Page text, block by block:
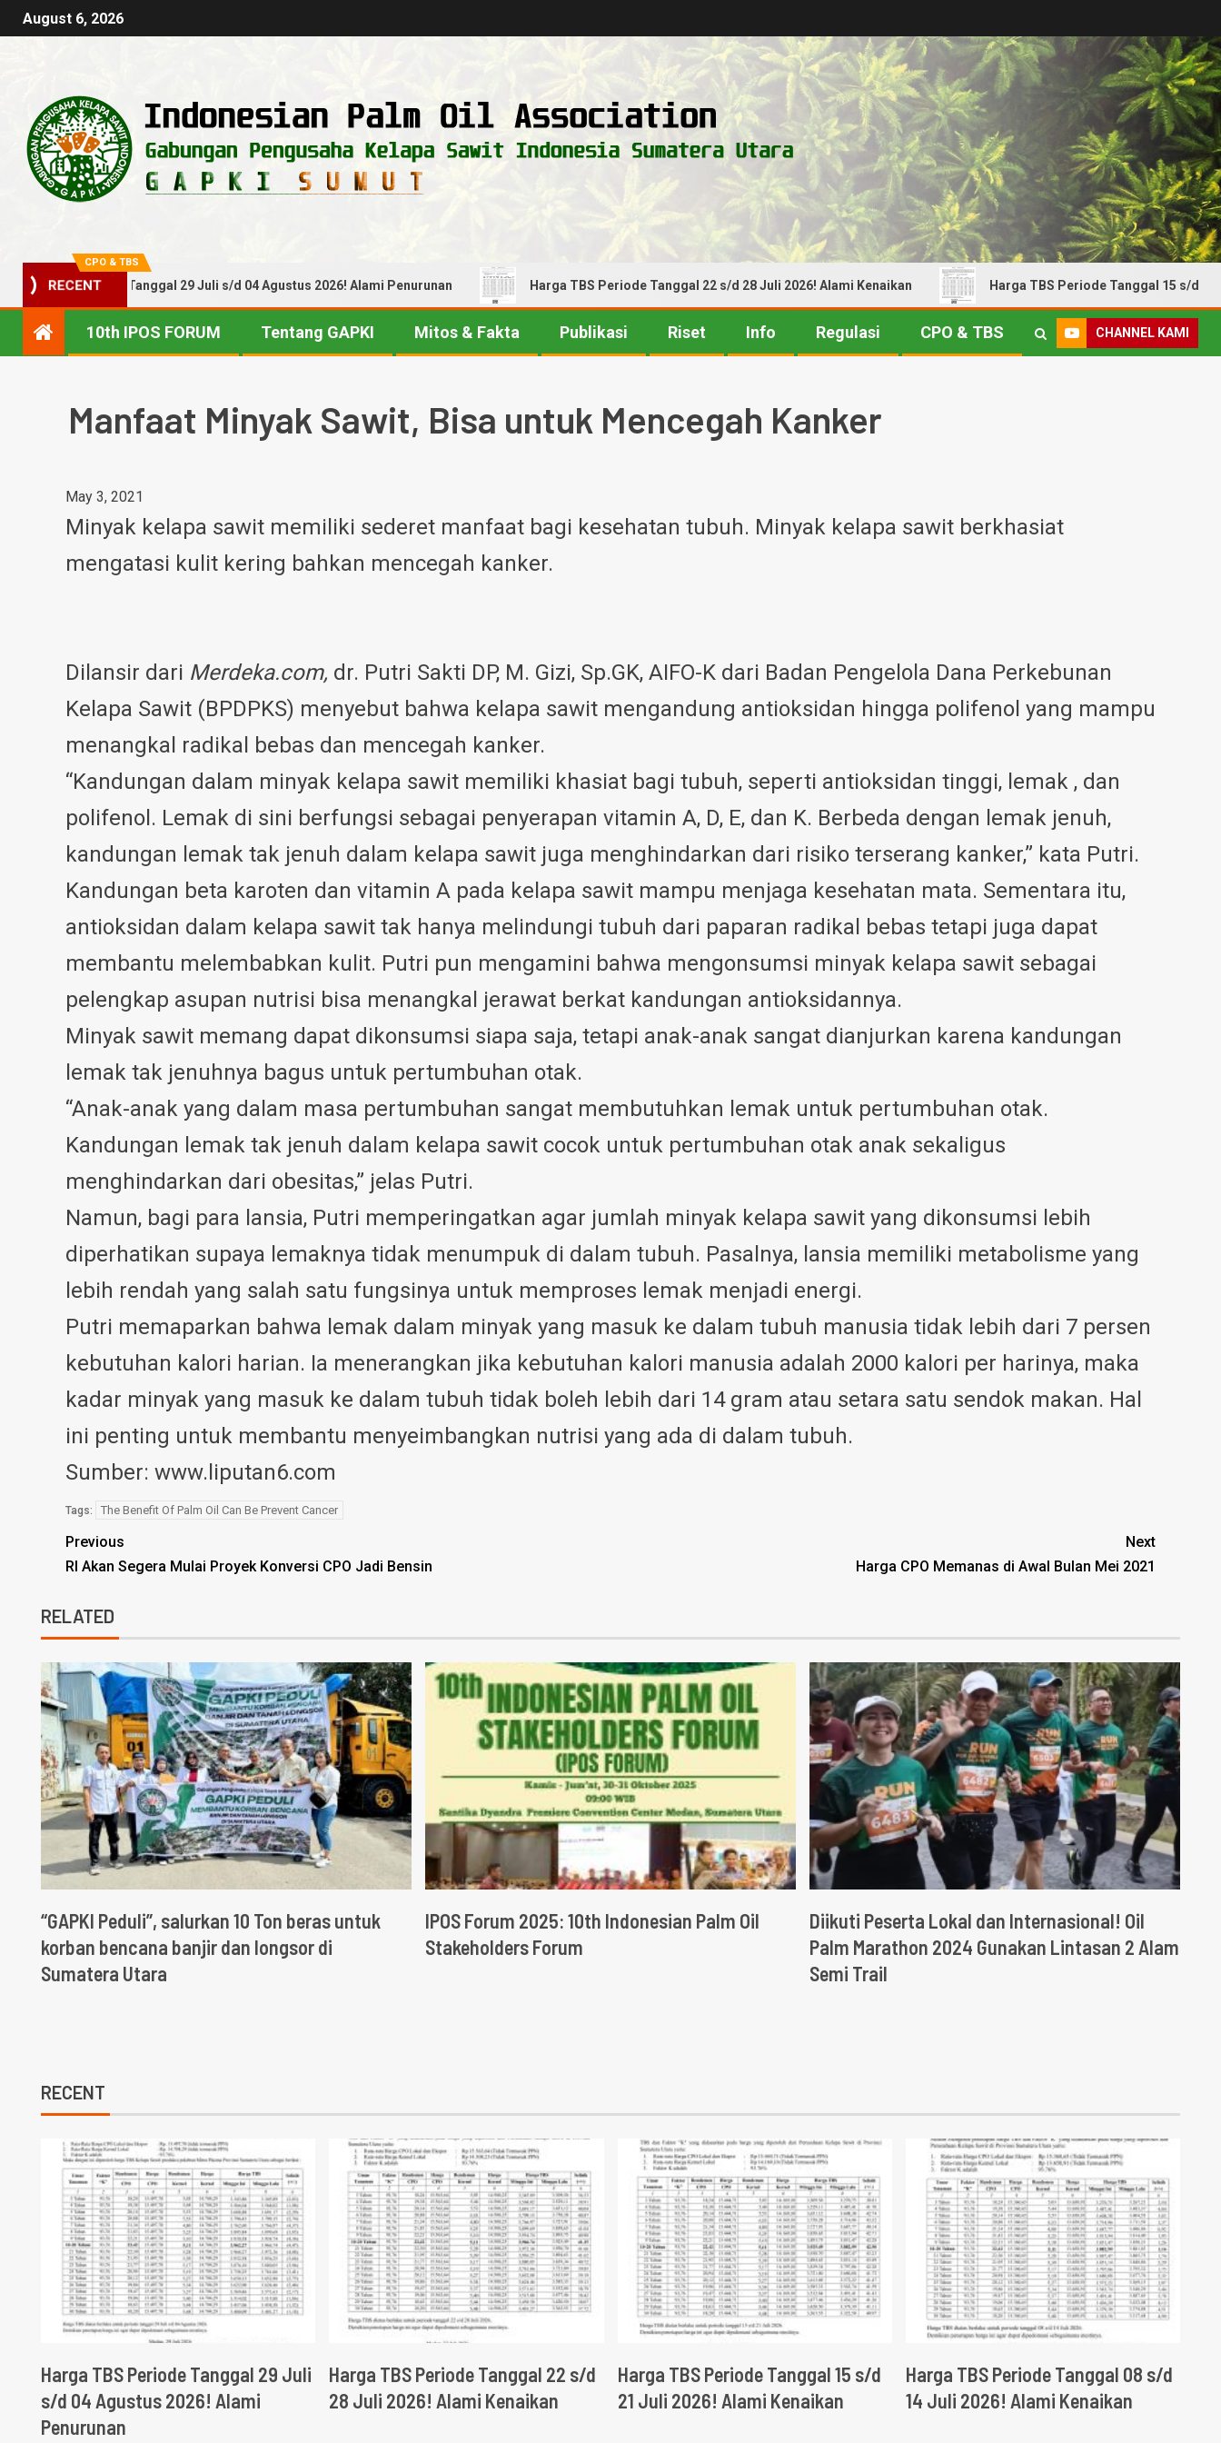
August 6, 2026
CPO & TBS
RECENT
Periode Tanggal 29 Juli s/d 04 Agustus 2026! Alami Penurunan Harga TBS Periode Tanggal 22 s/d 28 Juli 2026! Alami Kenaikan Harga TBS Periode Tanggal 15 s/d 21 Juli
10th IPOS FORUM Tentang GAPKI Mitos & Fakta Publikasi Riset Info Regulasi CPO & TBS CHANNEL KAMI
Manfaat Minyak Sawit, Bisa untuk Mencegah Kanker
May 3, 2021
Minyak kelapa sawit memiliki sederet manfaat bagi kesehatan tubuh. Minyak kelapa sawit berkhasiat
mengatasi kulit kering bahkan mencegah kanker.
Dilansir dari Merdeka.com, dr. Putri Sakti DP, M. Gizi, Sp.GK, AIFO-K dari Badan Pengelola Dana Perkebunan
Kelapa Sawit (BPDPKS) menyebut bahwa kelapa sawit mengandung antioksidan hingga polifenol yang mampu
menangkal radikal bebas dan mencegah kanker.
“Kandungan dalam minyak kelapa sawit memiliki khasiat bagi tubuh, seperti antioksidan tinggi, lemak , dan
polifenol. Lemak di sini berfungsi sebagai penyerapan vitamin A, D, E, dan K. Berbeda dengan lemak jenuh,
kandungan lemak tak jenuh dalam kelapa sawit juga menghindarkan dari risiko terserang kanker,” kata Putri.
Kandungan beta karoten dan vitamin A pada kelapa sawit mampu menjaga kesehatan mata. Sementara itu,
antioksidan dalam kelapa sawit tak hanya melindungi tubuh dari paparan radikal bebas tetapi juga dapat
membantu melembabkan kulit. Putri pun mengamini bahwa mengonsumsi minyak kelapa sawit sebagai
pelengkap asupan nutrisi bisa menangkal jerawat berkat kandungan antioksidannya.
Minyak sawit memang dapat dikonsumsi siapa saja, tetapi anak-anak sangat dianjurkan karena kandungan
lemak tak jenuhnya bagus untuk pertumbuhan otak.
“Anak-anak yang dalam masa pertumbuhan sangat membutuhkan lemak untuk pertumbuhan otak.
Kandungan lemak tak jenuh dalam kelapa sawit cocok untuk pertumbuhan otak anak sekaligus
menghindarkan dari obesitas,” jelas Putri.
Namun, bagi para lansia, Putri memperingatkan agar jumlah minyak kelapa sawit yang dikonsumsi lebih
diperhatikan supaya lemaknya tidak menumpuk di dalam tubuh. Pasalnya, lansia memiliki metabolisme yang
lebih rendah yang salah satu fungsinya untuk memproses lemak menjadi energi.
Putri memaparkan bahwa lemak dalam minyak yang masuk ke dalam tubuh manusia tidak lebih dari 7 persen
kebutuhan kalori harian. Ia menerangkan jika kebutuhan kalori manusia adalah 2000 kalori per harinya, maka
kadar minyak yang masuk ke dalam tubuh tidak boleh lebih dari 14 gram atau setara satu sendok makan. Hal
ini penting untuk membantu menyeimbangkan nutrisi yang ada di dalam tubuh.
Sumber: www.liputan6.com
Tags: The Benefit Of Palm Oil Can Be Prevent Cancer
Previous
RI Akan Segera Mulai Proyek Konversi CPO Jadi Bensin
Next
Harga CPO Memanas di Awal Bulan Mei 2021
RELATED
“GAPKI Peduli”, salurkan 10 Ton beras untuk
korban bencana banjir dan longsor di
Sumatera Utara
IPOS Forum 2025: 10th Indonesian Palm Oil
Stakeholders Forum
Diikuti Peserta Lokal dan Internasional! Oil
Palm Marathon 2024 Gunakan Lintasan 2 Alam
Semi Trail
RECENT
Harga TBS Periode Tanggal 29 Juli
s/d 04 Agustus 2026! Alami
Penurunan
Harga TBS Periode Tanggal 22 s/d
28 Juli 2026! Alami Kenaikan
Harga TBS Periode Tanggal 15 s/d
21 Juli 2026! Alami Kenaikan
Harga TBS Periode Tanggal 08 s/d
14 Juli 2026! Alami Kenaikan